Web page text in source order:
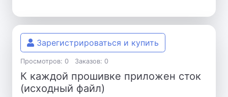
Зарегистрироваться и купить
Просмотров: 0 Заказов: 0
К каждой прошивке приложен сток
(исходный файл)